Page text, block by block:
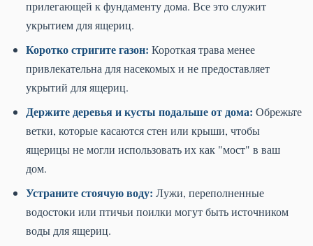
прилегающей к фундаменту дома. Все это служит
укрытием для ящериц.
Коротко стригите газон: Короткая трава менее
привлекательна для насекомых и не предоставляет
укрытий для ящериц.
Держите деревья и кусты подальше от дома: Обрежьте
ветки, которые касаются стен или крыши, чтобы
ящерицы не могли использовать их как "мост" в ваш
дом.
Устраните стоячую воду: Лужи, переполненные
водостоки или птичьи поилки могут быть источником
воды для ящериц.